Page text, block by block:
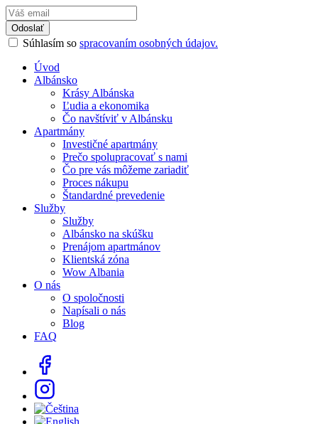
Odoslať
Súhlasím so spracovaním osobných údajov.
Úvod
Albánsko
Krásy Albánska
Ľudia a ekonomika
Čo navštíviť v Albánsku
Apartmány
Investičné apartmány
Prečo spolupracovať s nami
Čo pre vás môžeme zariadiť
Proces nákupu
Štandardné prevedenie
Služby
Služby
Albánsko na skúšku
Prenájom apartmánov
Klientská zóna
Wow Albania
O nás
O spoločnosti
Napísali o nás
Blog
FAQ